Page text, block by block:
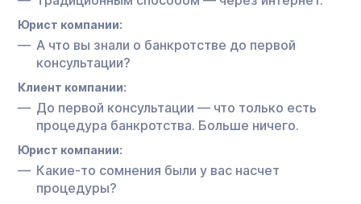
Юрист компании:
А что вы знали о банкротстве до первой
консультации?
Клиент компании:
До первой консультации — что только есть
процедура банкротства. Больше ничего.
Юрист компании:
Какие-то сомнения были у вас насчет
процедуры?